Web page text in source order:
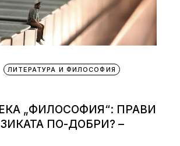
ЛИТЕРАТУРА И ФИЛОСОФИЯ
„ФИЛОСОФИЯ“: ПРАВИ
ПО-ДОБРИ? –